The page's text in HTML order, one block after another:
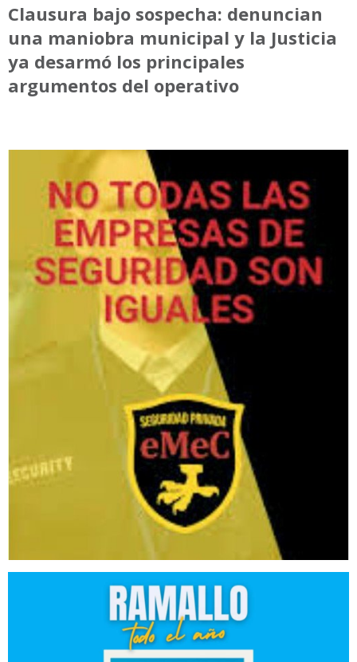
Clausura bajo sospecha: denuncian
una maniobra municipal y la Justicia
ya desarmó los principales
argumentos del operativo